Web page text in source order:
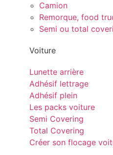
Camion
Remorque, food
Semi ou total
Voiture
Lunette arrière
Adhésif lettrage
Adhésif plein
Les packs voiture
Semi Covering
Total Covering
Créer son flocage